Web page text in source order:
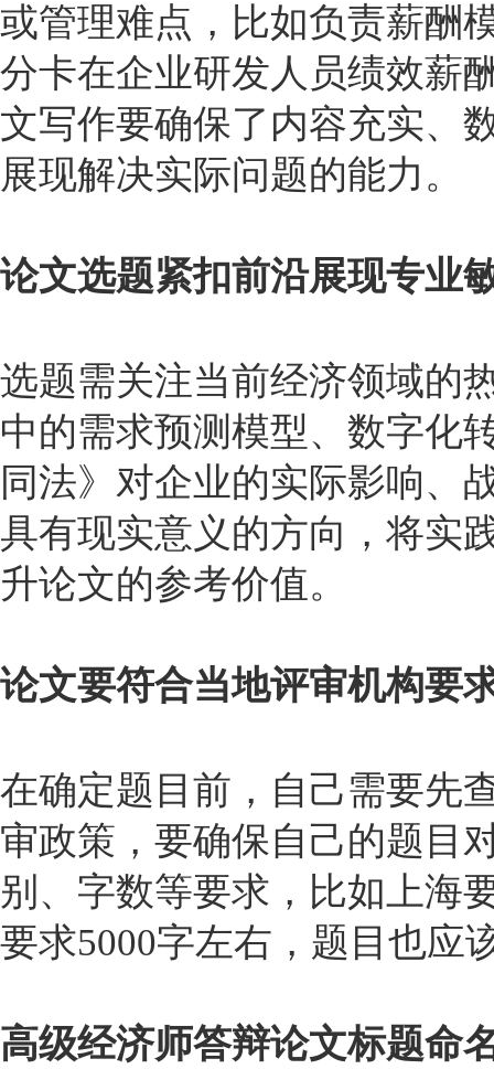
或管理难点，比如负责薪酬
分卡在企业研发人员绩效薪
文写作要确保了内容充实、
展现解决实际问题的能力。
论文选题紧扣前沿展现专业
选题需关注当前经济领域的
中的需求预测模型、数字化
同法》对企业的实际影响、
具有现实意义的方向，将实
升论文的参考价值。
论文要符合当地评审机构要
在确定题目前，自己需要先
审政策，要确保自己的题目
别、字数等要求，比如上海
要求5000字左右，题目也应
高级经济师答辩论文标题命